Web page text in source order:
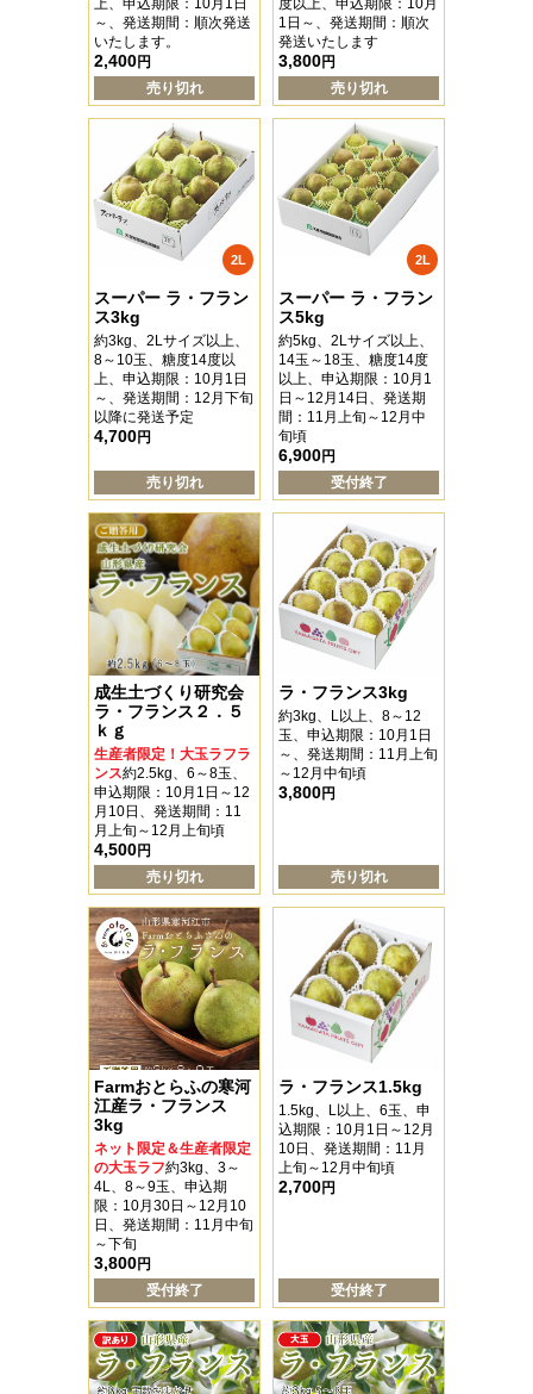
上、申込期限：10月1日
～、発送期間：順次発送
いたします。
2,400円
売り切れ
度以上、申込期限：10月
1日～、発送期間：順次
発送いたします
3,800円
売り切れ
2L
スーパー ラ・フラン
ス3kg
約3kg、2Lサイズ以上、
8～10玉、糖度14度以
上、申込期限：10月1日
～、発送期間：12月下旬
以降に発送予定
4,700円
売り切れ
2L
スーパー ラ・フラン
ス5kg
約5kg、2Lサイズ以上、
14玉～18玉、糖度14度
以上、申込期限：10月1
日～12月14日、発送期
間：11月上旬～12月中
旬頃
6,900円
受付終了
成生土づくり研究会
ラ・フランス２．５
ｋｇ
生産者限定！大玉ラフラ
ンス約2.5kg、6～8玉、
申込期限：10月1日～12
月10日、発送期間：11
月上旬～12月上旬頃
4,500円
売り切れ
ラ・フランス3kg
約3kg、L以上、8～12
玉、申込期限：10月1日
～、発送期間：11月上旬
～12月中旬頃
3,800円
売り切れ
Farmおとらふの寒河
江産ラ・フランス
3kg
ネット限定＆生産者限定
の大玉ラフ約3kg、3～
4L、8～9玉、申込期
限：10月30日～12月10
日、発送期間：11月中旬
～下旬
3,800円
受付終了
ラ・フランス1.5kg
1.5kg、L以上、6玉、申
込期限：10月1日～12月
10日、発送期間：11月
上旬～12月中旬頃
2,700円
受付終了